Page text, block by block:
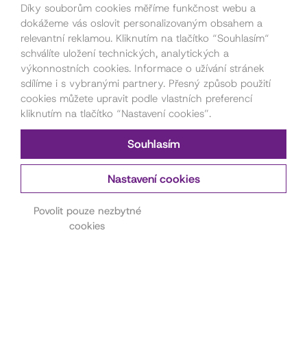
Kontakt pro pořadatele
akcí
Díky souborům cookies měříme funkčnost webu a
dokážeme vás oslovit personalizovaným obsahem a
relevantní reklamou. Kliknutím na tlačítko “Souhlasím“
schválíte uložení technických, analytických a
výkonnostních cookies. Informace o užívání stránek
sdílíme i s vybranými partnery. Přesný způsob použití
cookies můžete upravit podle vlastních preferencí
kliknutím na tlačítko “Nastavení cookies”.
Souhlasím
Nastavení cookies
Povolit pouze nezbytné
cookies